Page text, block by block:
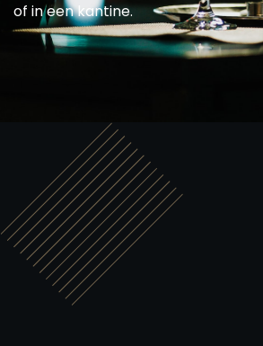
of in een kantine.